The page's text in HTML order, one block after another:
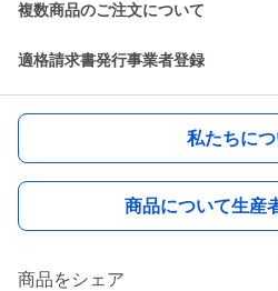
複数商品のご注文について
適格請求書発行事業者登録
私たちに
商品について生産
商品をシェア